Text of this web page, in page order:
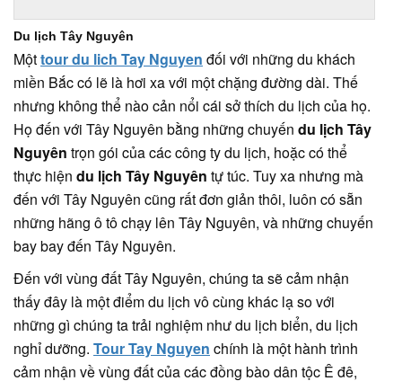
Du lịch Tây Nguyên
Mộttour du lich Tay Nguyen đối với những du khách
miền Bắc có lẽ là hơi xa với một chặng đường dài. Thế
nhưng không thể nào cản nổi cái sở thích du lịch của họ.
Họ đến với Tây Nguyên bằng những chuyến du lịch Tây
Nguyên trọn gói của các công ty du lịch, hoặc có thể
thực hiện du lịch Tây Nguyên tự túc. Tuy xa nhưng mà
đến với Tây Nguyên cũng rất đơn giản thôi, luôn có sẵn
những hãng ô tô chạy lên Tây Nguyên, và những chuyến
bay bay đến Tây Nguyên.
Đến với vùng đất Tây Nguyên, chúng ta sẽ cảm nhận
thấy đây là một điểm du lịch vô cùng khác lạ so với
những gì chúng ta trải nghiệm như du lịch biển, du lịch
nghỉ dưỡng. Tour Tay Nguyen chính là một hành trình
cảm nhận về vùng đất của các đồng bào dân tộc Ê đê,